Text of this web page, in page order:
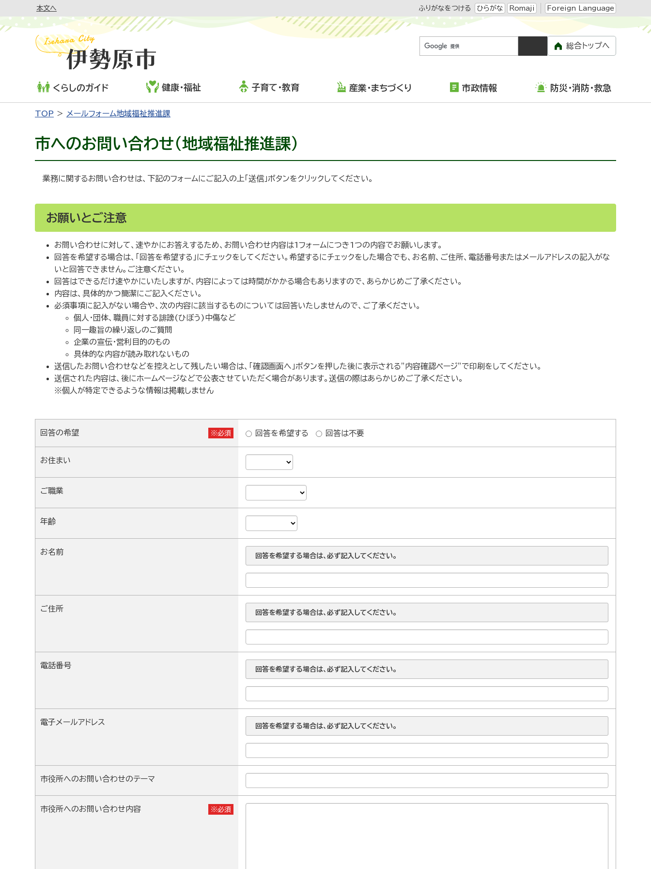
本文へ ふりがなをつける ひらがな Romaji Foreign Language
総合トップへ
くらしのガイド 健康・福祉 子育て・教育 産業・まちづくり 市政情報 防災・消防・救急
TOP メールフォーム地域福祉推進課
市へのお問い合わせ（地域福祉推進課）
業務に関するお問い合わせは、下記のフォームにご記入の上「送信」ボタンをクリックしてください。
お願いとご注意
お問い合わせに対して、速やかにお答えするため、お問い合わせ内容は1フォームにつき1つの内容でお願いします。
回答を希望する場合は、「回答を希望する」にチェックをしてください。希望するにチェックをした場合でも、お名前、ご住所、電話番号またはメールアドレスの記入がな
いと回答できません。ご注意ください。
回答はできるだけ速やかにいたしますが、内容によっては時間がかかる場合もありますので、あらかじめご了承ください。
内容は、具体的かつ簡潔にご記入ください。
必須事項に記入がない場合や、次の内容に該当するものについては回答いたしませんので、ご了承ください。
個人・団体、職員に対する誹謗(ひぼう)中傷など
同一趣旨の繰り返しのご質問
企業の宣伝・営利目的のもの
具体的な内容が読み取れないもの
送信したお問い合わせなどを控えとして残したい場合は、「確認画面へ」ボタンを押した後に表示される”内容確認ページ”で印刷をしてください。
送信された内容は、後にホームページなどで公表させていただく場合があります。送信の際はあらかじめご了承ください。
※個人が特定できるような情報は掲載しません
回答の希望 ※必須 回答を希望する 回答は不要
お住まい
ご職業
年齢
お名前 回答を希望する場合は、必ず記入してください。
ご住所 回答を希望する場合は、必ず記入してください。
電話番号 回答を希望する場合は、必ず記入してください。
電子メールアドレス 回答を希望する場合は、必ず記入してください。
市役所へのお問い合わせのテーマ
市役所へのお問い合わせ内容 ※必須